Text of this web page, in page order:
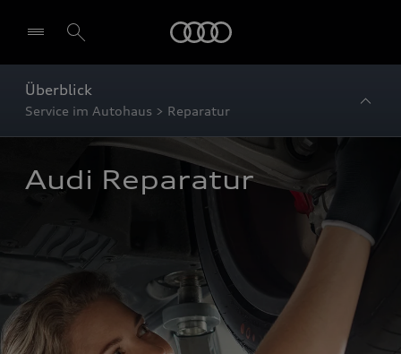
Überblick
Service im Autohaus > Reparatur
Audi Reparatur